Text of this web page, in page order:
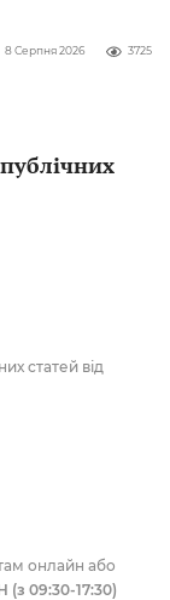
3725
8 Серпня 2026
статей від
онлайн або
09:30-17:30)